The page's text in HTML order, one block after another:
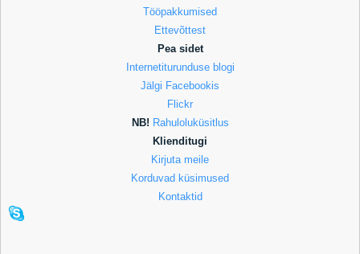
Tööpakkumised
Ettevõttest
Pea sidet
Internetiturunduse blogi
Jälgi Facebookis
Flickr
NB! Rahuloluküsitlus
Klienditugi
Kirjuta meile
Korduvad küsimused
Kontaktid